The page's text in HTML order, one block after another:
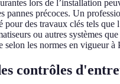
lors de l’installation
pannes précoces. Un
pour des travaux clés tels que
ou autres systèmes que
selon les normes en vigueur à
contrôles